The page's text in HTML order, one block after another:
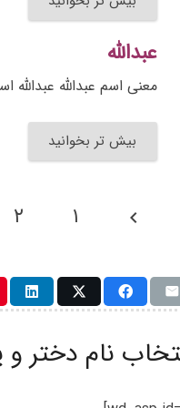
عبدالله
معنی اسم عبدالله عبدالله اسم پسرانه است،
بیش تر بخوانید
۱ ۲
نام دختر